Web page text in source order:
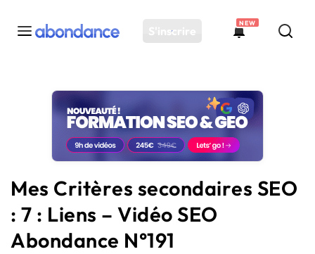
S'inscrire
NEW
Toutes les actus
Actus SEO
Plateforme
Solutions
Ressources
Audit SEO
Mes Critères secondaires SEO
: 7 : Liens – Vidéo SEO
Abondance N°191